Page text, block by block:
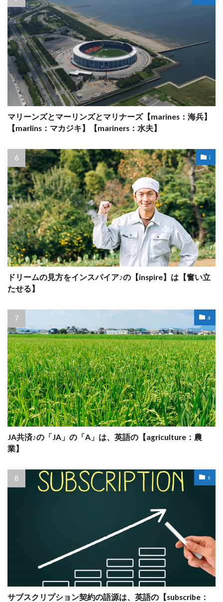
マリーンズとマーリンズとマリナーズ【marines：海兵】
【marlins：マカジキ】【mariners：水夫】
i
ドリームの見方をインスパイア♪の【inspire】は【奮い立
たせる】
a
JA共済♪の「JA」の「A」は、英語の【agriculture：農
業】
s
サブスクリプション契約の語源は、英語の【subscribe：